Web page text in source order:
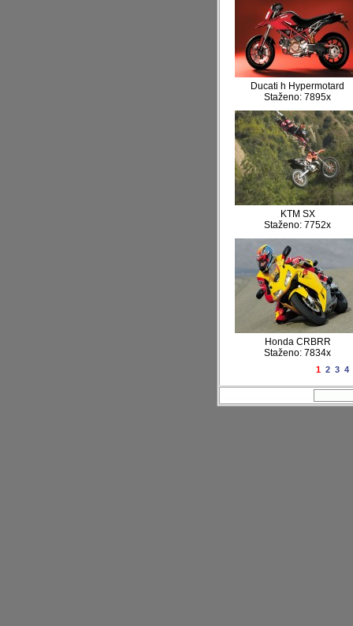
Ducati h Hypermotard
Staženo: 7895x
KTM SX
Staženo: 7752x
Honda CRBRR
Staženo: 7834x
1 2 3 4